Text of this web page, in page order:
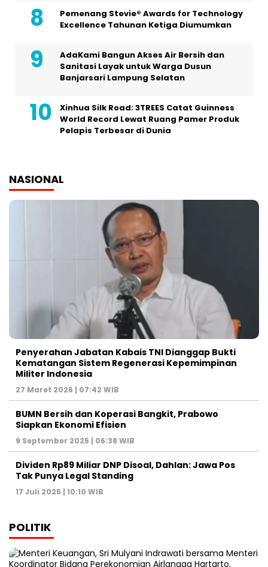
Pemenang Stevie® Awards for Technology
Excellence Tahunan Ketiga Diumumkan
AdaKami Bangun Akses Air Bersih dan
Sanitasi Layak untuk Warga Dusun
Banjarsari Lampung Selatan
Xinhua Silk Road: 3TREES Catat Guinness
World Record Lewat Ruang Pamer Produk
Pelapis Terbesar di Dunia
NASIONAL
Penyerahan Jabatan Kabais TNI Dianggap Bukti
Kematangan Sistem Regenerasi Kepemimpinan
Militer Indonesia
27 Maret 2026 | 07:42 WIB
BUMN Bersih dan Koperasi Bangkit, Prabowo
Siapkan Ekonomi Efisien
9 September 2025 | 06:38 WIB
Dividen Rp89 Miliar DNP Disoal, Dahlan: Jawa Pos
Tak Punya Legal Standing
17 Juli 2025 | 10:10 WIB
POLITIK